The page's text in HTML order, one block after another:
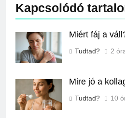
Kapcsolódó
Miért fáj a
Tudtad? 2
Mire jó a
Tudtad? 10